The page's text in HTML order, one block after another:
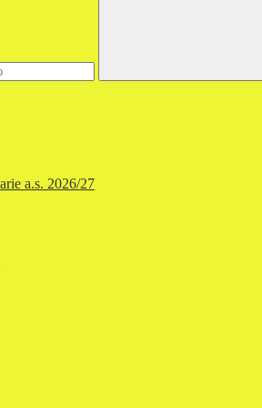
a.s. 2026/27